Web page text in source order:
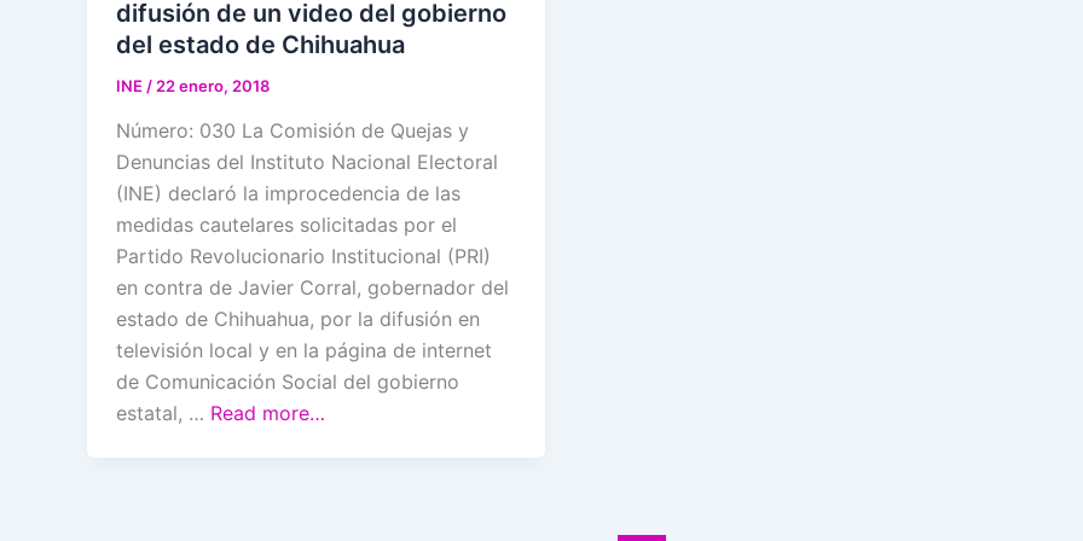
difusión de un video del gobierno
del estado de Chihuahua
INE / 22 enero, 2018
Número: 030 La Comisión de Quejas y
Denuncias del Instituto Nacional Electoral
(INE) declaró la improcedencia de las
medidas cautelares solicitadas por el
Partido Revolucionario Institucional (PRI)
en contra de Javier Corral, gobernador del
estado de Chihuahua, por la difusión en
televisión local y en la página de internet
de Comunicación Social del gobierno
estatal, … Read more…